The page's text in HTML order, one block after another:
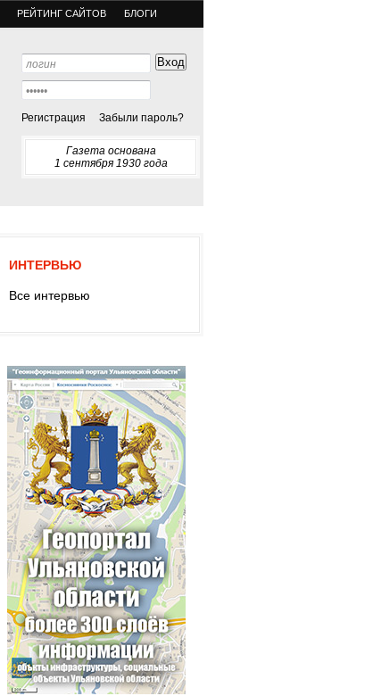
РЕЙТИНГ САЙТОВ БЛОГИ
Регистрация Забыли пароль?
Газета основана
1 сентября 1930 года
ИНТЕРВЬЮ
Все интервью